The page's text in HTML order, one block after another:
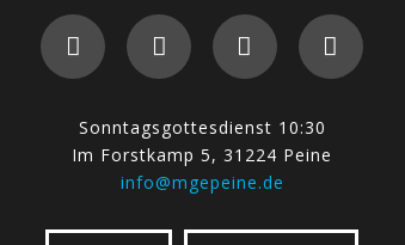
Sonntagsgottesdienst 10:30
Im Forstkamp 5, 31224 Peine
info@mgepeine.de